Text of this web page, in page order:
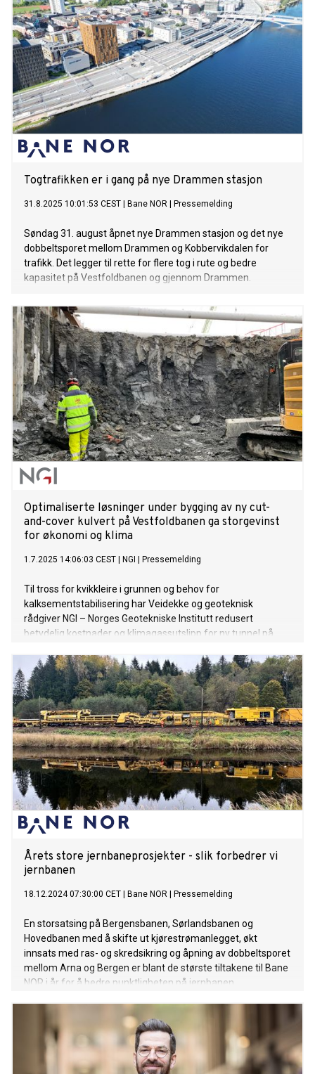
Togtrafikken er i gang på nye Drammen stasjon
31.8.2025 10:01:53 CEST Bane NOR Pressemelding
Søndag 31. august åpnet nye Drammen stasjon og det nye
dobbeltsporet mellom Drammen og Kobbervikdalen for
trafikk. Det legger til rette for flere tog i rute og bedre
kapasitet på Vestfoldbanen og gjennom Drammen.
Optimaliserte løsninger under bygging av ny cut-
and-cover kulvert på Vestfoldbanen ga storgevinst
for økonomi og klima
1.7.2025 14:06:03 CEST NGI Pressemelding
Til tross for kvikkleire i grunnen og behov for
kalksementstabilisering har Veidekke og geoteknisk
rådgiver NGI – Norges Geotekniske Institutt redusert
betydelig kostnader og klimagassutslipp for ny tunnel på
prosjekter.
Årets store jernbaneprosjekter - slik forbedrer vi
jernbanen
18.12.2024 07:30:00 CET Bane NOR Pressemelding
En storsatsing på Bergensbanen, Sørlandsbanen og
Hovedbanen med å skifte ut kjørestrømanlegget, økt
innsats med ras- og skredsikring og åpning av dobbeltsporet
mellom Arna og Bergen er blant de største tiltakene til Bane
NOR i år for å bedre punktligheten på jernbanen.